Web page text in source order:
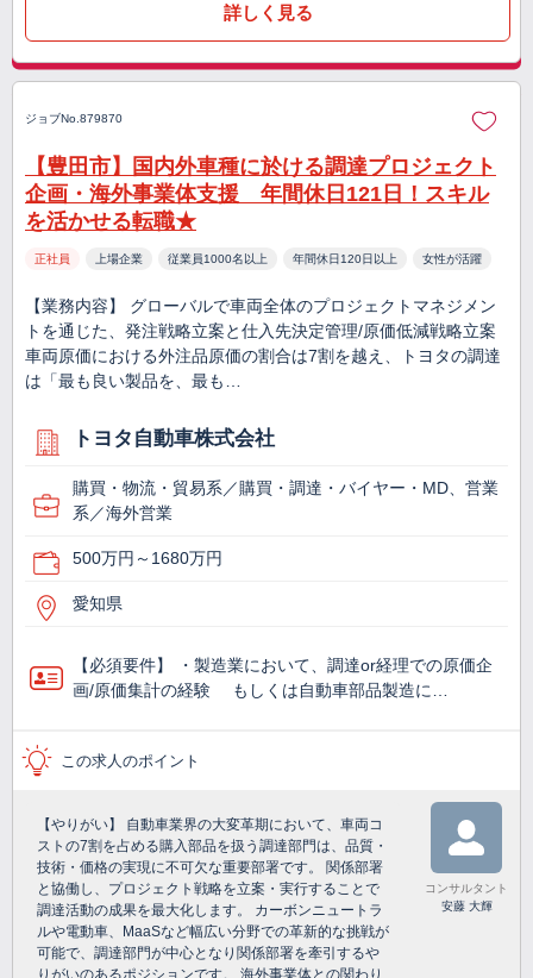
詳しく見る
ジョブNo.879870
【豊田市】国内外車種に於ける調達プロジェクト
企画・海外事業体支援 年間休日121日！スキル
を活かせる転職★
正社員 上場企業 従業員1000名以上 年間休日120日以上 女性が活躍
【業務内容】 グローバルで車両全体のプロジェクトマネジメン
トを通じた、発注戦略立案と仕入先決定管理/原価低減戦略立案
車両原価における外注品原価の割合は7割を越え、トヨタの調達
は「最も良い製品を、最も…
トヨタ自動車株式会社
購買・物流・貿易系／購買・調達・バイヤー・MD、営業
系／海外営業
500万円～1680万円
愛知県
【必須要件】 ・製造業において、調達or経理での原価企
画/原価集計の経験 もしくは自動車部品製造に…
この求人のポイント
【やりがい】 自動車業界の大変革期において、車両コ
ストの7割を占める購入部品を扱う調達部門は、品質・
技術・価格の実現に不可欠な重要部署です。 関係部署
と協働し、プロジェクト戦略を立案・実行することで
調達活動の成果を最大化します。 カーボンニュートラ
ルや電動車、MaaSなど幅広い分野での革新的な挑戦が
可能で、調達部門が中心となり関係部署を牽引するや
コンサルタント
安藤 大輝